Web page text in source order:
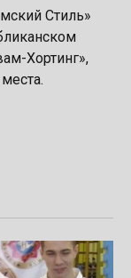
Стиль»
Хортинг»,